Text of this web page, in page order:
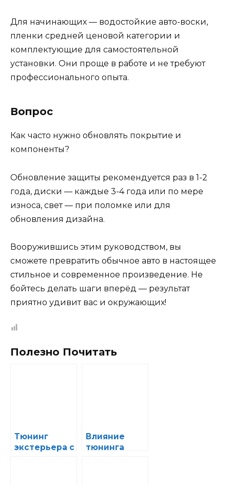
Для начинающих — водостойкие авто-воски,
пленки средней ценовой категории и
комплектующие для самостоятельной
установки. Они проще в работе и не требуют
профессионального опыта.
Вопрос
Как часто нужно обновлять покрытие и
компоненты?
Обновление защиты рекомендуется раз в 1-2
года, диски — каждые 3-4 года или по мере
износа, свет — при поломке или для
обновления дизайна.
Вооружившись этим руководством, вы
сможете превратить обычное авто в настоящее
стильное и современное произведение. Не
бойтесь делать шаги вперёд — результат
приятно удивит вас и окружающих!
Полезно Почитать
Тюнинг
экстерьера с
Влияние
тюнинга